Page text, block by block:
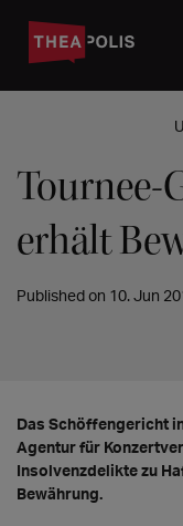
Tournee-
erhält
Published on 10. Jun
Das Schöffengericht
Agentur für
Insolvenzdelikte zu
Bewährung.